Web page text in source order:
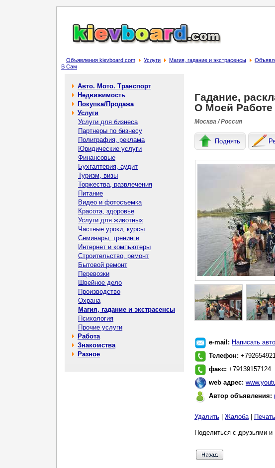
Объявления kievboard.com Услуги Магия, гадание и экстрасенсы
В Сам
Авто. Мото. Транспорт
Недвижимость
Покупка/Продажа
Услуги
Услуги для бизнеса
Партнеры по бизнесу
Полиграфия, реклама
Юридические услуги
Финансовые
Бухгалтерия, аудит
Туризм, визы
Торжества, развлечения
Питание
Видео и фотосъемка
Красота, здоровье
Услуги для животных
Частные уроки, курсы
Семинары, тренинги
Интернет и компьютеры
Строительство, ремонт
Бытовой ремонт
Перевозки
Швейное дело
Производство
Охрана
Магия, гадание и экстрасенсы
Психология
Прочие услуги
Работа
Знакомства
Разное
Гадание,
О Моей
Москва / Россия
Поднять
e-mail: Написать
Телефон:
факс: +79139157124
web адрес:
Автор объявления:
Удалить Жалоба| Печать
Поделиться с друзьями и